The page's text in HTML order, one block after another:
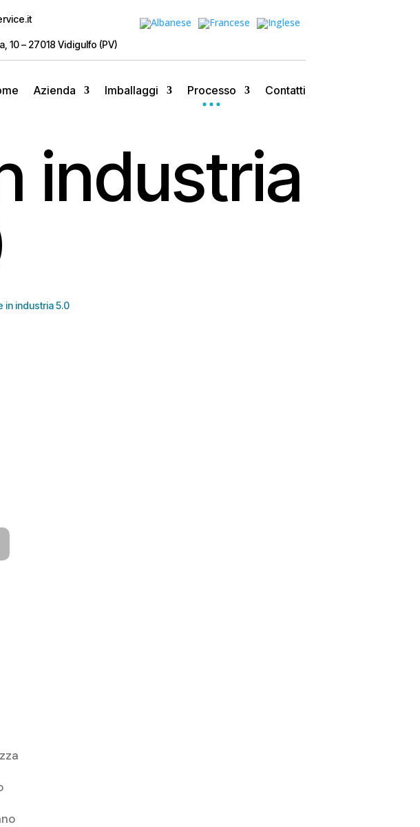
10 – 27018 Vidigulfo (PV)
Azienda Imballaggi Processo Contatti
industria
in industria 5.0